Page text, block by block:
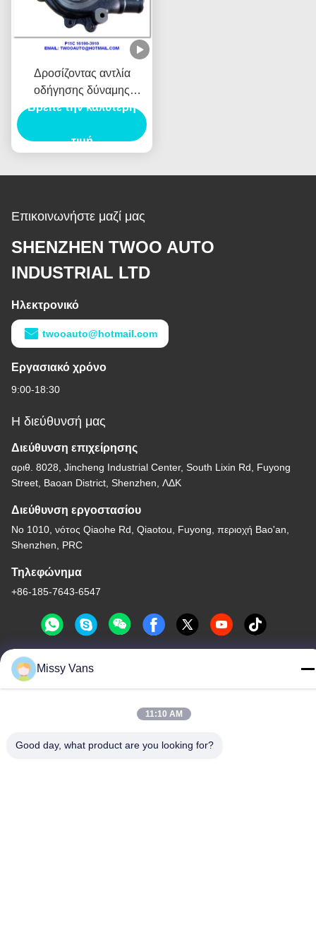
Δροσίζοντας αντλία
οδήγησης δύναμης
αυτοκινήτων μερών
P11C για το cOem 16100-
Βρείτε την καλύτερη
τιμή
Επικοινωνήστε μαζί μας
SHENZHEN TWOO AUTO
INDUSTRIAL LTD
Ηλεκτρονικό
twooauto@hotmail.com
Εργασιακό χρόνο
9:00-18:30
Η διεύθυνσή μας
Διεύθυνση επιχείρησης
αριθ. 8028, Jincheng Industrial Center, South Lixin Rd, Fuyong
Street, Baoan District, Shenzhen, ΛΔΚ
Διεύθυνση εργοστασίου
Νο 1010, νότος Qiaohe Rd, Qiaotou, Fuyong, περιοχή Bao'an,
Shenzhen, PRC
Τηλεφώνημα
+86-185-7643-6547
Κίνα Καλή ποιότητα Ιαπωνικά μέρη μηχανών Προμηθευτής. -2026
SHENZHEN TWOO AUTO INDUSTRIAL LTD Όλα τα δικαιώματα
διατηρούνται.
Missy Vans
11:10 AM
Good day, what product are you looking for?